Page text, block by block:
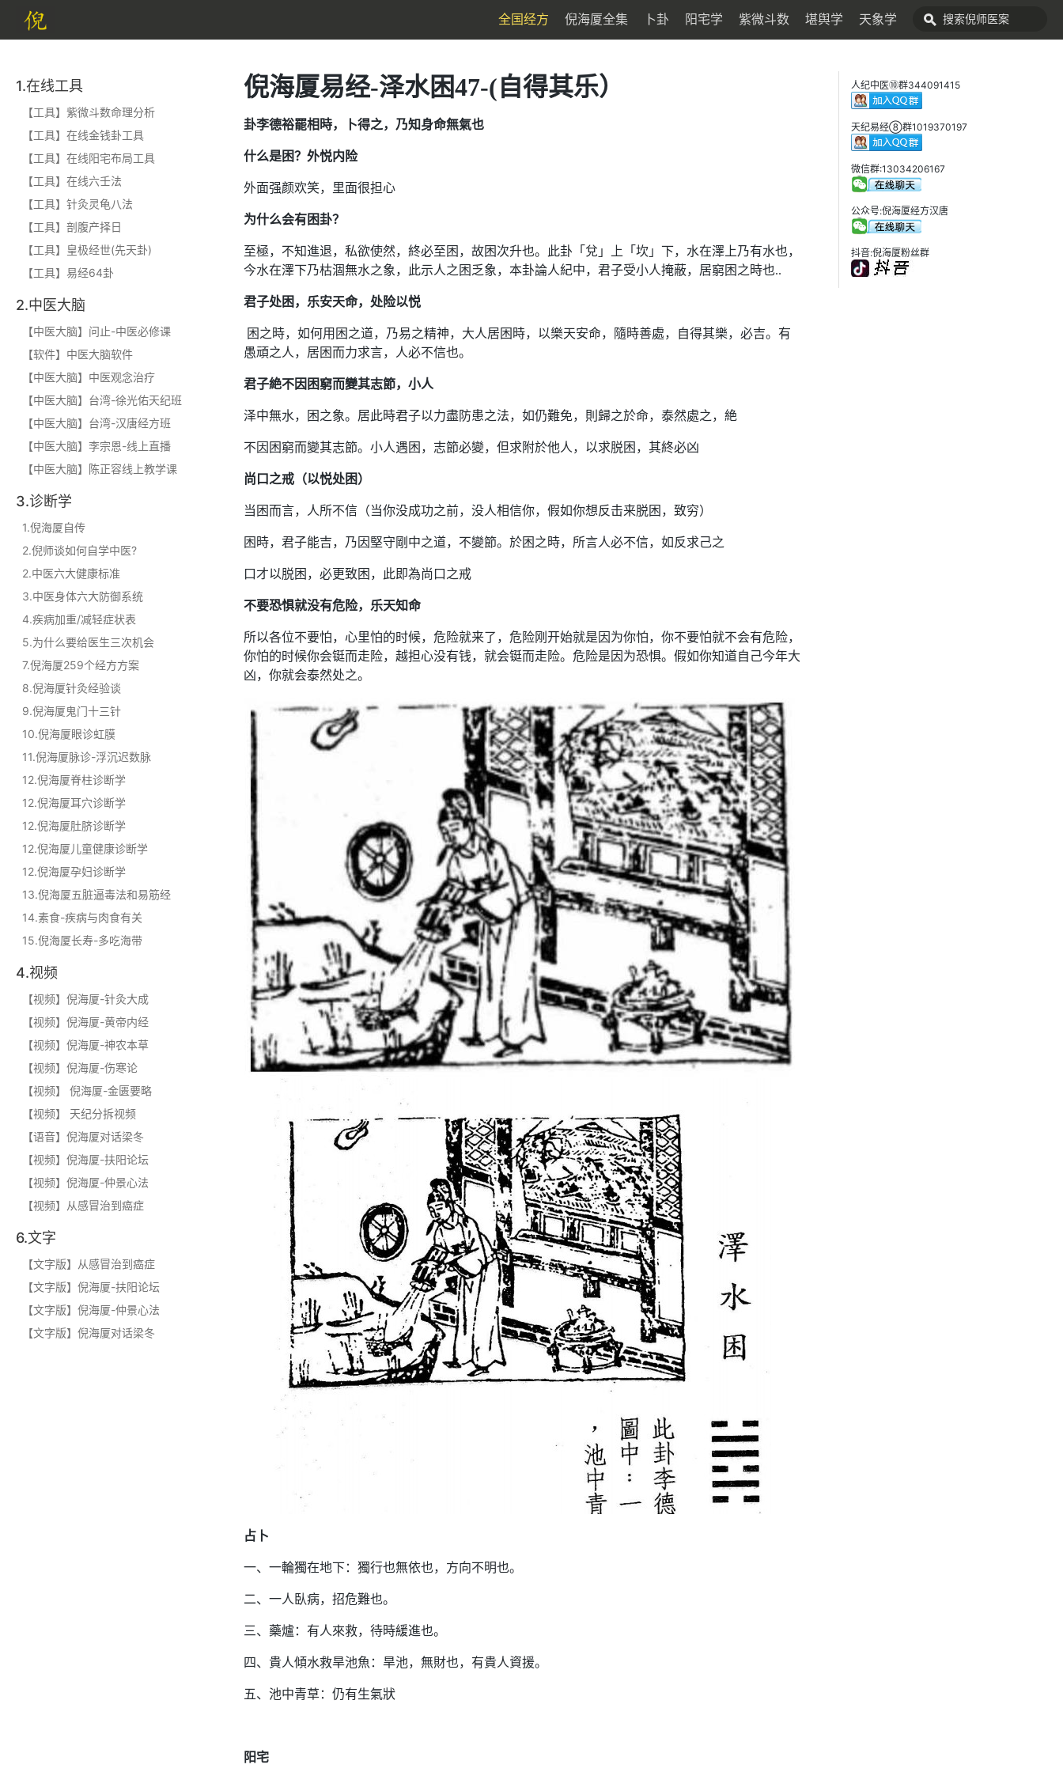
全国经方 倪海厦全集 卜卦 阳宅学 紫微斗数 堪舆学 天象学
1.在线工具
【工具】紫微斗数命理分析
【工具】在线金钱卦工具
【工具】在线阳宅布局工具
【工具】在线六壬法
【工具】针灸灵龟八法
【工具】剖腹产择日
【工具】皇极经世(先天卦)
【工具】易经64卦
2.中医大脑
【中医大脑】问止-中医必修课
【软件】中医大脑软件
【中医大脑】中医观念治疗
【中医大脑】台湾-徐光佑天纪班
【中医大脑】台湾-汉唐经方班
【中医大脑】李宗恩-线上直播
【中医大脑】陈正容线上教学课
3.诊断学
1.倪海厦自传
2.倪师谈如何自学中医?
2.中医六大健康标准
3.中医身体六大防御系统
4.疾病加重/减轻症状表
5.为什么要给医生三次机会
7.倪海厦259个经方方案
8.倪海厦针灸经验谈
9.倪海厦鬼门十三针
10.倪海厦眼诊虹膜
11.倪海厦脉诊-浮沉迟数脉
12.倪海厦脊柱诊断学
12.倪海厦耳穴诊断学
12.倪海厦肚脐诊断学
12.倪海厦儿童健康诊断学
12.倪海厦孕妇诊断学
13.倪海厦五脏逼毒法和易筋经
14.素食-疾病与肉食有关
15.倪海厦长寿-多吃海带
4.视频
【视频】倪海厦-针灸大成
【视频】倪海厦-黄帝内经
【视频】倪海厦-神农本草
【视频】倪海厦-伤寒论
【视频】 倪海厦-金匮要略
【视频】 天纪分拆视频
【语音】倪海厦对话梁冬
【视频】倪海厦-扶阳论坛
【视频】倪海厦-仲景心法
【视频】从感冒治到癌症
6.文字
【文字版】从感冒治到癌症
【文字版】倪海厦-扶阳论坛
【文字版】倪海厦-仲景心法
【文字版】倪海厦对话梁冬
倪海厦易经-泽水困47-(自得其乐）
卦李德裕罷相時，卜得之，乃知身命無氣也
什么是困？外悦内险
外面强颜欢笑，里面很担心
为什么会有困卦？
至極，不知進退，私欲使然，終必至困，故困次升也。此卦「兌」上「坎」下，水在澤上乃有水也，
今水在澤下乃枯涸無水之象，此示人之困乏象，本卦論人紀中，君子受小人掩蔽，居窮困之時也..
君子处困，乐安天命，处险以悦
困之時，如何用困之道，乃易之精神，大人居困時，以樂天安命，隨時善處，自得其樂，必吉。有
愚頑之人，居困而力求言，人必不信也。
君子絶不因困窮而變其志節，小人
泽中無水，困之象。居此時君子以力盡防患之法，如仍難免，則歸之於命，泰然處之，絶
不因困窮而變其志節。小人遇困，志節必變，但求附於他人，以求脱困，其終必凶
尚口之戒（以悦处困）
当困而言，人所不信（当你没成功之前，没人相信你，假如你想反击来脱困，致穷）
困時，君子能吉，乃因堅守剛中之道，不變節。於困之時，所言人必不信，如反求己之
口才以脱困，必更致困，此即為尚口之戒
不要恐惧就没有危险，乐天知命
所以各位不要怕，心里怕的时候，危险就来了，危险刚开始就是因为你怕，你不要怕就不会有危险，
你怕的时候你会铤而走险，越担心没有钱，就会铤而走险。危险是因为恐惧。假如你知道自己今年大
凶，你就会泰然处之。
占卜
一、一輪獨在地下：獨行也無依也，方向不明也。
二、一人臥病，招危難也。
三、藥爐：有人來救，待時緩進也。
四、貴人傾水救旱池魚：旱池，無財也，有貴人資援。
五、池中青草：仍有生氣狀
阳宅
人纪中医⑩群344091415
天纪易经⑧群1019370197
微信群:13034206167
公众号:倪海厦经方汉唐
抖音:倪海厦粉丝群